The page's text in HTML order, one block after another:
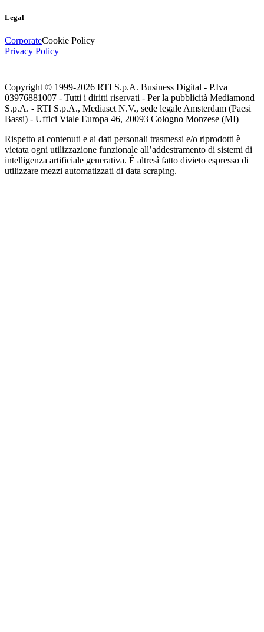
Legal
CorporateCookie Policy
Privacy Policy
Copyright © 1999-2026 RTI S.p.A. Business Digital - P.Iva
03976881007 - Tutti i diritti riservati - Per la pubblicità Mediamond
S.p.A. - RTI S.p.A., Mediaset N.V., sede legale Amsterdam (Paesi
Bassi) - Uffici Viale Europa 46, 20093 Cologno Monzese (MI)
Rispetto ai contenuti e ai dati personali trasmessi e/o riprodotti è
vietata ogni utilizzazione funzionale all’addestramento di sistemi di
intelligenza artificiale generativa. È altresì fatto divieto espresso di
utilizzare mezzi automatizzati di data scraping.